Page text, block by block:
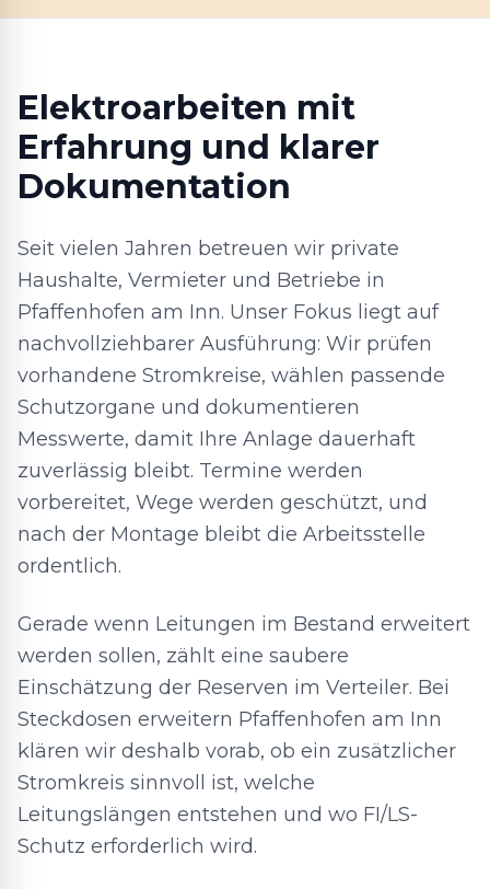
Elektroarbeiten mit
Erfahrung und klarer
Dokumentation
Seit vielen Jahren betreuen wir private
Haushalte, Vermieter und Betriebe in
Pfaffenhofen am Inn. Unser Fokus liegt auf
nachvollziehbarer Ausführung: Wir prüfen
vorhandene Stromkreise, wählen passende
Schutzorgane und dokumentieren
Messwerte, damit Ihre Anlage dauerhaft
zuverlässig bleibt. Termine werden
vorbereitet, Wege werden geschützt, und
nach der Montage bleibt die Arbeitsstelle
ordentlich.
Gerade wenn Leitungen im Bestand erweitert
werden sollen, zählt eine saubere
Einschätzung der Reserven im Verteiler. Bei
Steckdosen erweitern Pfaffenhofen am Inn
klären wir deshalb vorab, ob ein zusätzlicher
Stromkreis sinnvoll ist, welche
Leitungslängen entstehen und wo FI/LS-
Schutz erforderlich wird.